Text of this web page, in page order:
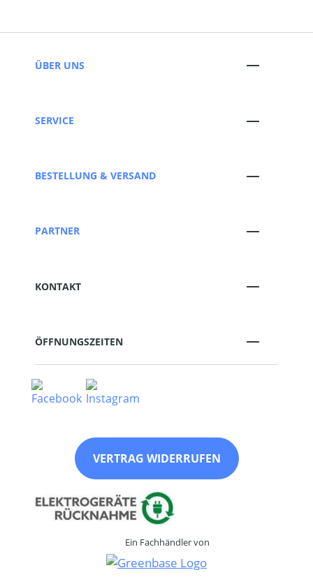
ÜBER UNS
SERVICE
BESTELLUNG & VERSAND
PARTNER
KONTAKT
ÖFFNUNGSZEITEN
VERTRAG WIDERRUFEN
Ein Fachhändler von